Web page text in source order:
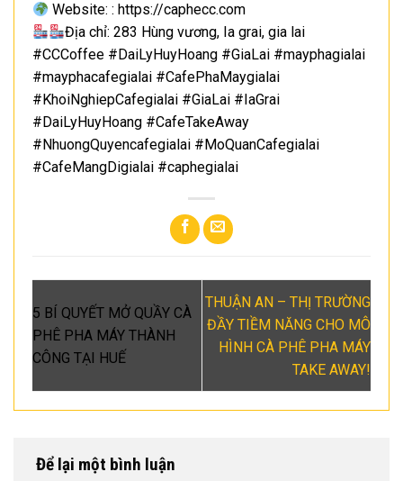
Website: : https://caphecc.com
Địa chỉ: 283 Hùng vương, Ia grai, gia lai
#CCCoffee #DaiLyHuyHoang #GiaLai #mayphagialai
#mayphacafegialai #CafePhaMaygialai
#KhoiNghiepCafegialai #GiaLai #IaGrai
#DaiLyHuyHoang #CafeTakeAway
#NhuongQuyencafegialai #MoQuanCafegialai
#CafeMangDigialai #caphegialai
5 BÍ QUYẾT MỞ QUẦY CÀ
PHÊ PHA MÁY THÀNH
CÔNG TẠI HUẾ
THUẬN AN – THỊ TRƯỜNG
ĐẦY TIỀM NĂNG CHO MÔ
HÌNH CÀ PHÊ PHA MÁY
TAKE AWAY!
Để lại một bình luận